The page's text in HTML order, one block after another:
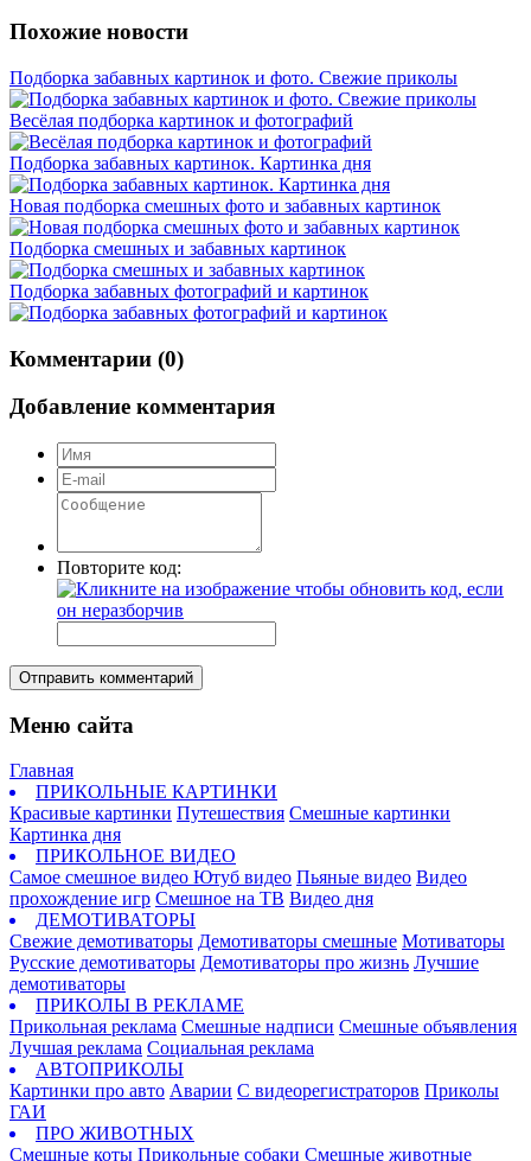
Похожие новости
Подборка забавных картинок и фото. Свежие приколы
Весёлая подборка картинок и фотографий
Подборка забавных картинок. Картинка дня
Новая подборка смешных фото и забавных картинок
Подборка смешных и забавных картинок
Подборка забавных фотографий и картинок
Комментарии (0)
Добавление комментария
Повторите код:
Отправить комментарий
Меню сайта
Главная
ПРИКОЛЬНЫЕ КАРТИНКИ
Красивые картинки Путешествия Смешные картинки
Картинка дня
ПРИКОЛЬНОЕ ВИДЕО
Самое смешное видео Ютуб видео Пьяные видео Видео
прохождение игр Смешное на ТВ Видео дня
ДЕМОТИВАТОРЫ
Свежие демотиваторы Демотиваторы смешные Мотиваторы
Русские демотиваторы Демотиваторы про жизнь Лучшие
демотиваторы
ПРИКОЛЫ В РЕКЛАМЕ
Прикольная реклама Смешные надписи Смешные объявления
Лучшая реклама Социальная реклама
АВТОПРИКОЛЫ
Картинки про авто Аварии С видеорегистраторов Приколы
ГАИ
ПРО ЖИВОТНЫХ
Смешные коты Прикольные собаки Смешные животные